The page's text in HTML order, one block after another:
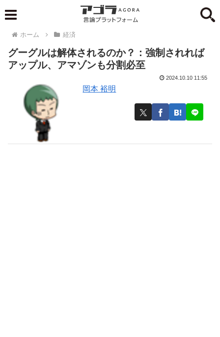
ホーム 経済
グーグルは解体されるのか？：強制されれば
アップル、アマゾンも分割必至
岡本 裕明
2024.10.10 11:55